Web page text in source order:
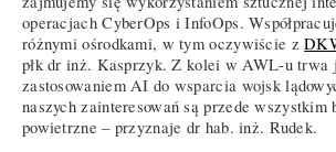
operacjach CyberOps i InfoOps.
różnymi ośrodkami, w tym oczywiście z
płk dr inż. Kasprzyk. Z kolei w AWL-u trwa
zastosowaniem AI do wsparcia wojsk
naszych zainteresowań są przede wszystkim
powietrzne – przyznaje dr hab. inż. Rudek.